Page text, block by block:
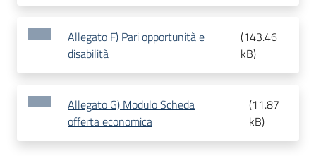
Allegato F) Pari opportunità e
disabilità
(143.46
kB)
Allegato G) Modulo Scheda
offerta economica
(11.87
kB)